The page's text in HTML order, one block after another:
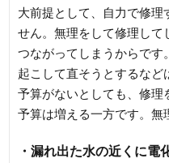
大前提として、自力で修理
せん。無理をして修理して
つながってしまうからです
起こして直そうとするなど
予算がないとしても、修理
予算は増える一方です。無
・漏れ出た水の近くに電